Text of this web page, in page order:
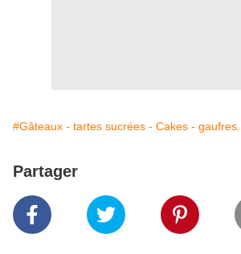
#Gâteaux - tartes sucrées - Cakes - gaufres...
Partager